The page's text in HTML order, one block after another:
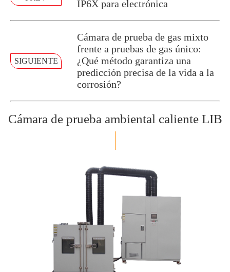
IP6X para electrónica
SIGUIENTE
Cámara de prueba de gas mixto
frente a pruebas de gas único:
¿Qué método garantiza una
predicción precisa de la vida a la
corrosión?
Cámara de prueba ambiental caliente LIB